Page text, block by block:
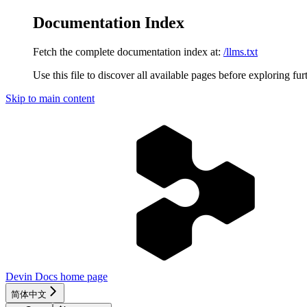
Documentation Index
Fetch the complete documentation index at: /llms.txt
Use this file to discover all available pages before exploring
Skip to main content
Devin Docs home page
简体中文